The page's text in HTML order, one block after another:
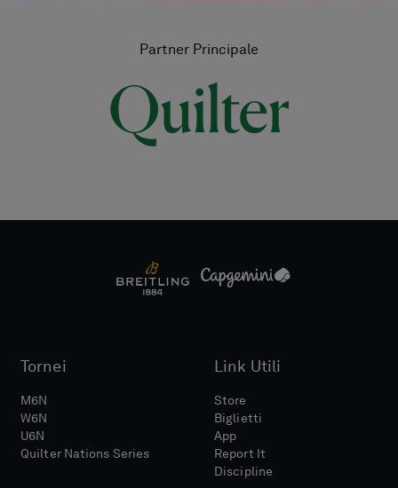
Partner Principale
Tornei
M6N
W6N
U6N
Quilter Nations Series
Link Utili
Store
Biglietti
App
Report It
Discipline